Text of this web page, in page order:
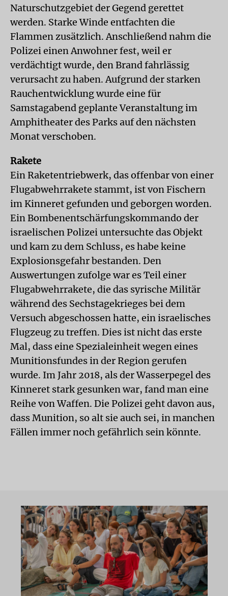
Naturschutzgebiet der Gegend gerettet
werden. Starke Winde entfachten die
Flammen zusätzlich. Anschließend nahm die
Polizei einen Anwohner fest, weil er
verdächtigt wurde, den Brand fahrlässig
verursacht zu haben. Aufgrund der starken
Rauchentwicklung wurde eine für
Samstagabend geplante Veranstaltung im
Amphitheater des Parks auf den nächsten
Monat verschoben.
Rakete
Ein Raketentriebwerk, das offenbar von einer
Flugabwehrrakete stammt, ist von Fischern
im Kinneret gefunden und geborgen worden.
Ein Bombenentschärfungskommando der
israelischen Polizei untersuchte das Objekt
und kam zu dem Schluss, es habe keine
Explosionsgefahr bestanden. Den
Auswertungen zufolge war es Teil einer
Flugabwehrrakete, die das syrische Militär
während des Sechstagekrieges bei dem
Versuch abgeschossen hatte, ein israelisches
Flugzeug zu treffen. Dies ist nicht das erste
Mal, dass eine Spezialeinheit wegen eines
Munitionsfundes in der Region gerufen
wurde. Im Jahr 2018, als der Wasserpegel des
Kinneret stark gesunken war, fand man eine
Reihe von Waffen. Die Polizei geht davon aus,
dass Munition, so alt sie auch sei, in manchen
Fällen immer noch gefährlich sein könnte.